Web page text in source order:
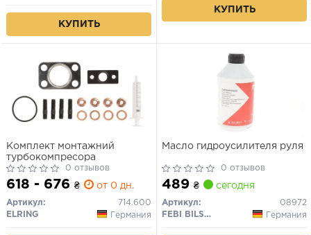
КУПИТЬ
КУПИТЬ
Комплект монтажний
турбокомпресора
0 отзывов
618 - 676 ₴ от 0 дн.
Артикул:
714.600
ELRING
Германия
Масло гидроусилителя руля
0 отзывов
489 ₴ сегодня
Артикул:
08972
FEBI BILSTEIN
Германия